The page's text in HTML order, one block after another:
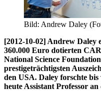
Bild: Andrew Daley
[2012-10-02] Andrew
360.000 Euro dotierten
National Science
prestigeträchtigsten
den USA. Daley forschte
heute Assistant Professor